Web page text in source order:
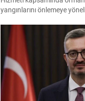
yangınlarını önlemeye
görev yapan 178 tim ve
aktif olarak halkı
faaliyetleri gerçekleştirdi.
bin 315 biçerdöver ve